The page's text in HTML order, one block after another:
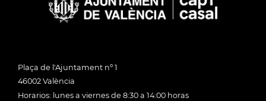
Plaça de l'Ajuntament nº 1
46002 València
Horarios: lunes a viernes de 8:30 a 14:00 horas